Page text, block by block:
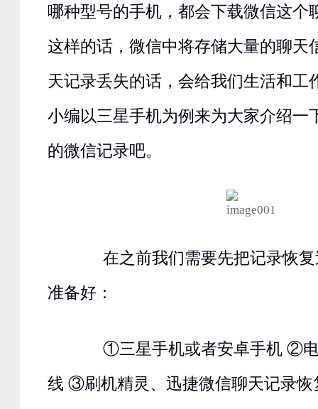
哪种型号的手机，都会下载微信这个
这样的话，微信中将存储大量的聊天
天记录丢失的话，会给我们生活和工
小编以三星手机为例来为大家介绍一
的微信记录吧。
在之前我们需要先把记录恢复
准备好：
①三星手机或者安卓手机 ②电
线 ③刷机精灵、迅捷微信聊天记录恢